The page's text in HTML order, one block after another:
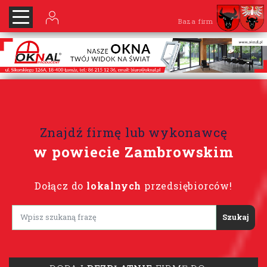
Baza firm
Znajdź firmę lub wykonawcę
w powiecie Zambrowskim
Dołącz do lokalnych przedsiębiorców!
Lorem ipsum